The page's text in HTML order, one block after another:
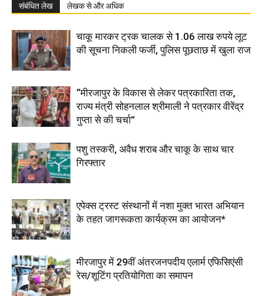
संबंधित लेख लेखक से और अधिक
चाकू मारकर ट्रक चालक से 1.06 लाख रुपये लूट
की सूचना निकली फर्जी, पुलिस पूछताछ में खुला राज
“मीरजापुर के विकास से लेकर पत्रकारिता तक,
राज्य मंत्री सोहनलाल श्रीमाली ने पत्रकार वीरेंद्र
गुप्ता से की चर्चा”
पशु तस्करी, अवैध शराब और चाकू के साथ चार
गिरफ्तार
एपेक्स ट्रस्ट संस्थानों में नशा मुक्त भारत अभियान
के तहत जागरूकता कार्यक्रम का आयोजन*
मीरजापुर में 29वीं अंतरजनपदीय एलार्म एफिसिएंसी
रेस/शूटिंग प्रतियोगिता का समापन